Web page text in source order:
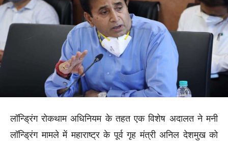
लॉन्ड्रिंग रोकथाम अधिनियम के तहत एक विशेष अदालत ने मनी
लॉन्ड्रिंग मामले में महाराष्ट्र के पूर्व गृह मंत्री अनिल देशमुख को